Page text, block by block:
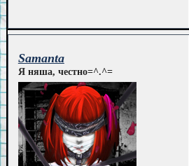
Samanta
Я няша, честно=^.^=